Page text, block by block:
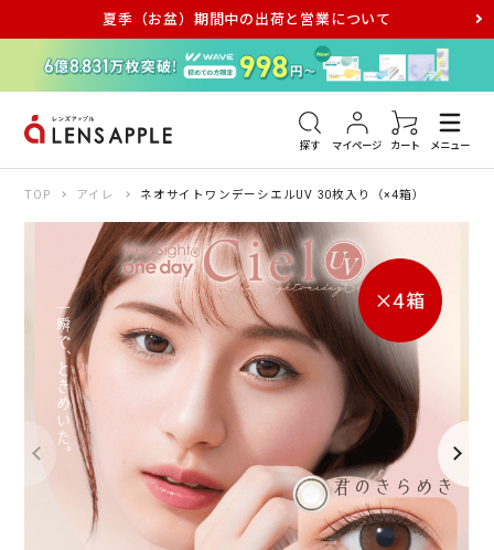
夏季（お盆）期間中の出荷と営業について
探す マイページ カート メニュー
アキュビュー メダリスト メガネ
TOP アイレ ネオサイトワンデーシエルUV 30枚入り（×4箱）